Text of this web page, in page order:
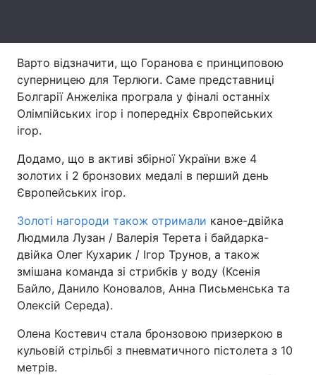
Послуги
Варто відзначити, що Горанова є принциповою
суперницею для Терлюги. Саме представниці
Болгарії Анжеліка програла у фіналі останніх
Олімпійських ігор і попередніх Європейських
ігор.
Додамо, що в активі збірної України вже 4
золотих і 2 бронзових медалі в перший день
Європейських ігор.
Золоті нагороди також отримали каное-двійка
Людмила Лузан / Валерія Терета і байдарка-
двійка Олег Кухарик / Ігор Трунов, а також
змішана команда зі стрибків у воду (Ксенія
Байло, Данило Коновалов, Анна Письменська та
Олексій Середа).
Олена Костевич стала бронзовою призеркою в
кульовій стрільбі з пневматичного пістолета з 10
метрів.